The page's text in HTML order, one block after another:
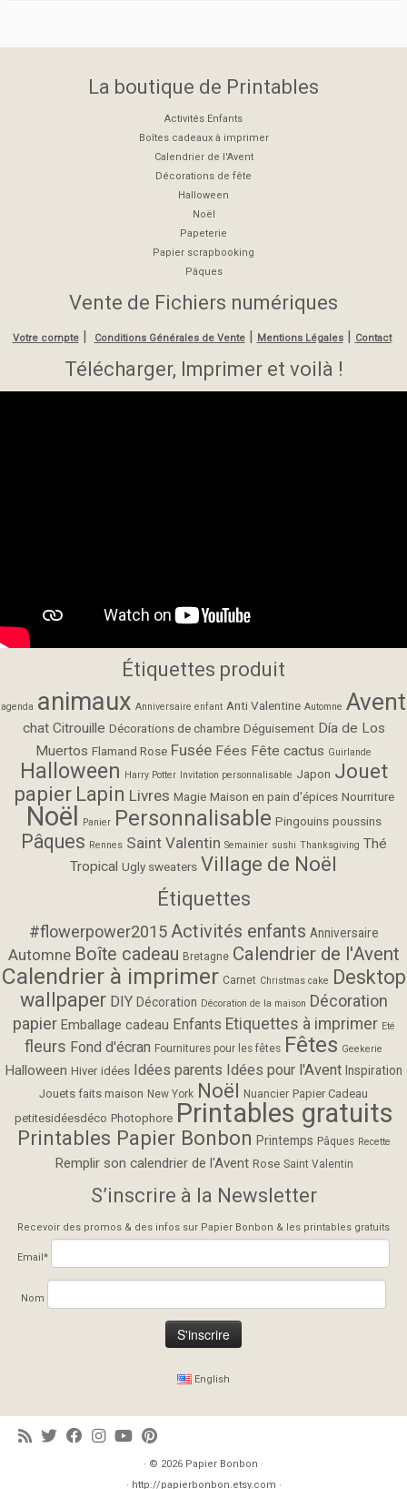
La boutique de Printables
Activités Enfants
Boîtes cadeaux à imprimer
Calendrier de l'Avent
Décorations de fête
Halloween
Noël
Papeterie
Papier scrapbooking
Pâques
Vente de Fichiers numériques
Votre compte| Conditions Générales de Vente| Mentions Légales | Contact
Télécharger, Imprimer et voilà !
Étiquettes produit
agenda animaux Anniversaire enfant Anti Valentine Automne Avent
chat Citrouille Décorations de chambre Déguisement Día de Los
Muertos Flamand Rose Fusée Fées Fête cactus Guirlande
Halloween Harry Potter Invitation personnalisable Japon Jouet
papier Lapin Livres Magie Maison en pain d'épices Nourriture
Noël Panier Personnalisable Pingouins poussins
Pâques Rennes Saint Valentin Semainier sushi Thanksgiving Thé
Tropical Ugly sweaters Village de Noël
Étiquettes
#flowerpower2015 Activités enfants Anniversaire
Automne Boîte cadeau Bretagne Calendrier de l'Avent
Calendrier à imprimer Carnet Christmas cake Desktop
wallpaper DIY Décoration Décoration de la maison Décoration
papier Emballage cadeau Enfants Etiquettes à imprimer Eté
fleurs Fond d'écran Fournitures pour les fêtes Fêtes Geekerie
Halloween Hiver idées Idées parents Idées pour l'Avent Inspiration
Jouets faits maison New York Noël Nuancier Papier Cadeau
petitesidéesdéco Photophore Printables gratuits
Printables Papier Bonbon Printemps Pâques Recette
Remplir son calendrier de l'Avent Rose Saint Valentin
S’inscrire à la Newsletter
Recevoir des promos & des infos sur Papier Bonbon & les printables gratuits
Email*
Nom
English
· © 2026 Papier Bonbon ·
· http://papierbonbon.etsy.com ·